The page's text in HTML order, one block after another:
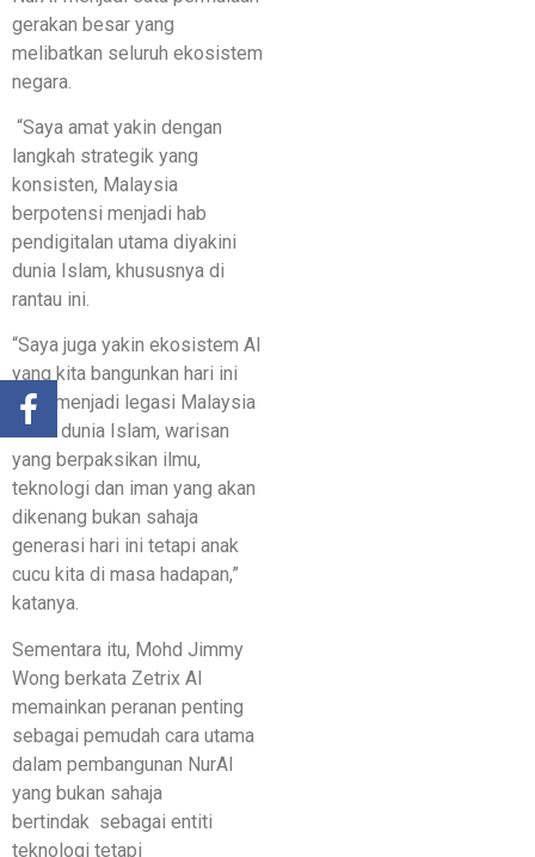
gerakan besar yang
melibatkan seluruh ekosistem
negara.
“Saya amat yakin dengan
langkah strategik yang
konsisten, Malaysia
berpotensi menjadi hab
pendigitalan utama diyakini
dunia Islam, khususnya di
rantau ini.
“Saya juga yakin ekosistem AI
yang kita bangunkan hari ini
akan menjadi legasi Malaysia
untuk dunia Islam, warisan
yang berpaksikan ilmu,
teknologi dan iman yang akan
dikenang bukan sahaja
generasi hari ini tetapi anak
cucu kita di masa hadapan,”
katanya.
Sementara itu, Mohd Jimmy
Wong berkata Zetrix AI
memainkan peranan penting
sebagai pemudah cara utama
dalam pembangunan NurAI
yang bukan sahaja
bertindak sebagai entiti
teknologi tetapi